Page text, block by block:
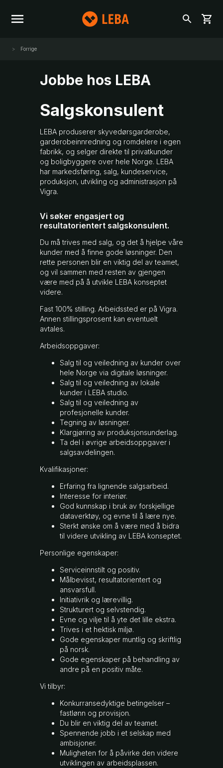
Forrige
Jobbe hos LEBA
Salgskonsulent
LEBA produserer skyvedørsgarderobe,
garderobeinnredning og romdelere i egen
fabrikk, og selger direkte til privatkunder
og boligbyggere over hele Norge. LEBA
har markedsføring, salg, kundeservice,
produksjon, utvikling og administrasjon på
Vigra.
Vi søker engasjert og
resultatorientert salgskonsulent.
Du må trives med salg, og det å hjelpe våre
kunder med å finne gode løsninger. Den
rette personen blir en viktig del av teamet,
og vil sammen med resten av gjengen
være med på å utvikle LEBA konseptet
videre.
Fast 100% stilling. Arbeidssted er på Vigra.
Annen stillingsprosent kan eventuelt
avtales.
Arbeidsoppgaver:
Salg til og veiledning av kunder over
hele Norge via digitale løsninger.
Salg til og veiledning av lokale
kunder i LEBA studio.
Salg til og veiledning av
profesjonelle kunder.
Tegning av løsninger.
Klargjøring av produksjonsunderlag.
Ta del i øvrige arbeidsoppgaver i
salgsavdelingen.
Kvalifikasjoner:
Erfaring fra lignende salgsarbeid.
Interesse for interiør.
God kunnskap i bruk av forskjellige
dataverktøy, og evne til å lære nye.
Sterkt ønske om å være med å bidra
til videre utvikling av LEBA konseptet.
Personlige egenskaper:
Serviceinnstilt og positiv.
Målbevisst, resultatorientert og
ansvarsfull.
Initiativrik og lærevillig.
Strukturert og selvstendig.
Evne og vilje til å yte det lille ekstra.
Trives i et hektisk miljø.
Gode egenskaper muntlig og skriftlig
på norsk.
Gode egenskaper på behandling av
andre på en positiv måte.
Vi tilbyr:
Konkurransedyktige betingelser –
fastlønn og provisjon.
Du blir en viktig del av teamet.
Spennende jobb i et selskap med
ambisjoner.
Muligheten for å påvirke den videre
utviklingen av arbeidsplassen.